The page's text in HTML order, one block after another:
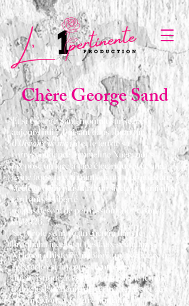
Chère George Sand
Et si George Sand montait sur scène
aujourd'hui ? Puisant dans l'humour
d' Histoire de ma vieet le feu de sa
correspondance, Emmeline Naert nous
propose un face-à-face électrique avec une
icône hors du commun qui nous prouve, un
siècle et demi plus tard, un siècle et demi plus
tard que sa liberté
n’a pas besoin de permission pour résonner
en 2026.
Sa parole se fraye un chemin dans le
brouhaha incessant des faux-semblants.
Ni leçon d'histoire, ni biopic poussiéreux, ce
spectacle est un corps à corps textuel et
humoristique avec l'humanité d'une femme
indocile. Une heure de vérité, de rire et de
reconnexion avec l'être humain.